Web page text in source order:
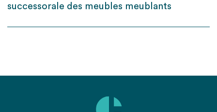
successorale des meubles meublants